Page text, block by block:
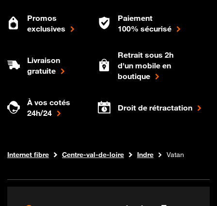
Promos
exclusives
Paiement
100% sécurisé
Livraison
gratuite
Retrait sous 2h
d'un mobile en
boutique
À vos cotés
24h/24
Droit de rétractation
Boutique Orange
Internet fibre Centre-val-de-loire Indre Vatan